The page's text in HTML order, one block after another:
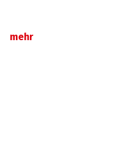
mehr